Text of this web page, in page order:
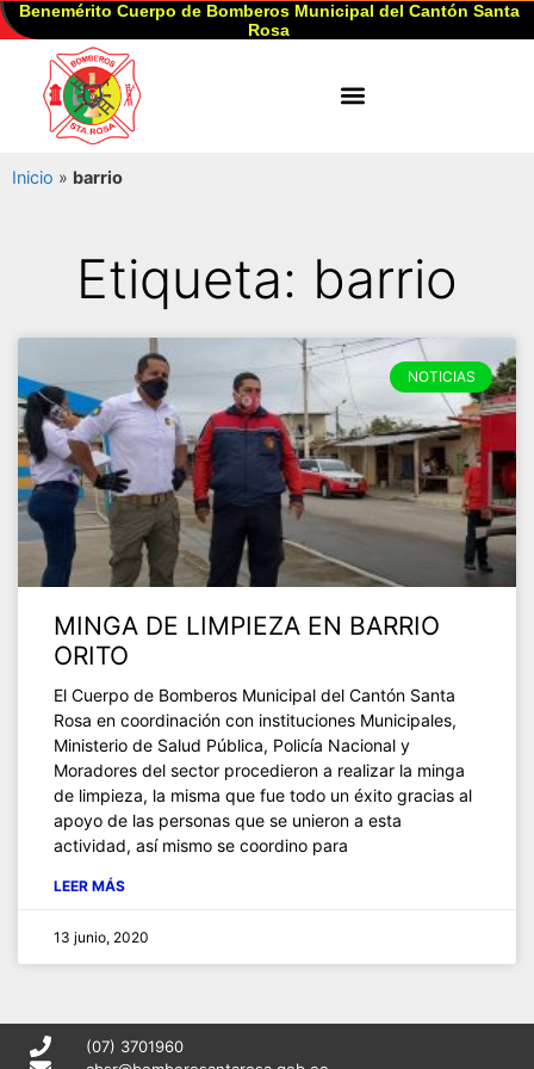
Benemérito Cuerpo de Bomberos Municipal del Cantón Santa
Rosa
Inicio » barrio
Etiqueta: barrio
NOTICIAS
MINGA DE LIMPIEZA EN BARRIO
ORITO
El Cuerpo de Bomberos Municipal del Cantón Santa
Rosa en coordinación con instituciones Municipales,
Ministerio de Salud Pública, Policía Nacional y
Moradores del sector procedieron a realizar la minga
de limpieza, la misma que fue todo un éxito gracias al
apoyo de las personas que se unieron a esta
actividad, así mismo se coordino para
LEER MÁS
13 junio, 2020
(07) 3701960